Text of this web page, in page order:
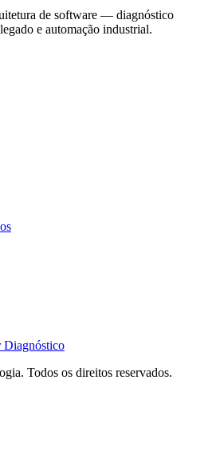
de software — diagnóstico
e automação industrial.
Diagnóstico
Todos os direitos reservados.